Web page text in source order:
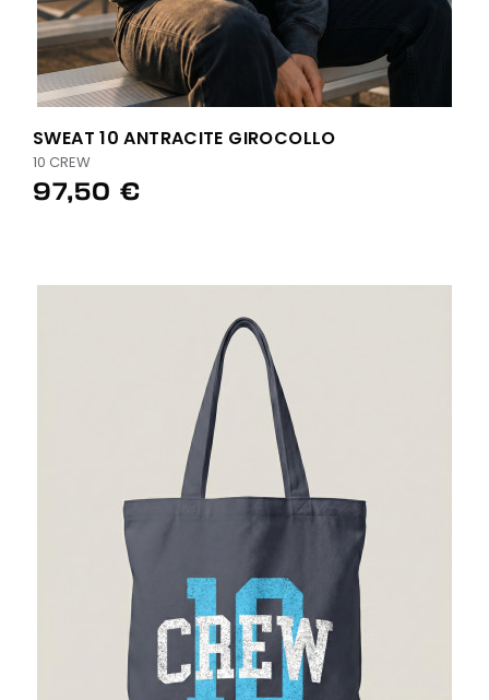
SWEAT 10 ANTRACITE GIROCOLLO
10 CREW
97,50 €